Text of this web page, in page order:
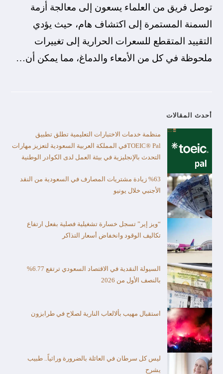
توصل فريق من العلماء يسعون إلى معالجة أزمة
السمنة المستمرة إلى اكتشاف هام، حيث يؤدي
التقييد المتقطع للسعرات الحرارية إلى تغييرات
ملحوظة في كل من الأمعاء والدماغ، مما يمكن أن…
أحدث المقالات
منظمة خدمات الاختبارات التعليمية تطلق تطبيق
TOEIC® Palفي المملكة العربية السعودية لتعزيز مهارات
التحدث بالإنجليزية في بيئة العمل لدى الكوادر الوطنية
%63 زيادة مشتريات المصارف في السعودية من النقد
الأجنبي خلال يونيو
“ويز إير” تسجل خسارة تشغيلية فصلية بفعل ارتفاع
تكاليف الوقود وانخفاض أسعار التذاكر
السيولة النقدية في الاقتصاد السعودي ترتفع 6.77%
بالنصف الأول من 2026
استقبال مهيب بألالعاب النارية لصلاح في طرابزون
ليس كل سرطان في العائلة بالضرورة وراثياً.. طبيب
يشرح